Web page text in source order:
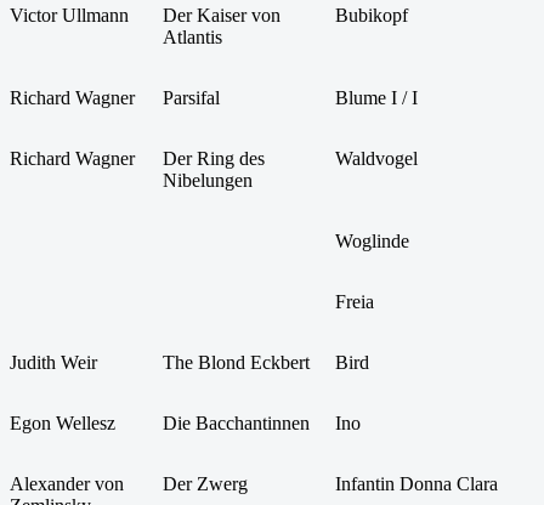
Victor Ullmann
Der Kaiser von
Atlantis
Bubikopf
Richard Wagner Parsifal Blume I / I
Richard Wagner
Der Ring des
Nibelungen
Waldvogel
Woglinde
Freia
Judith Weir The Blond Eckbert Bird
Egon Wellesz Die Bacchantinnen Ino
Alexander von
Der Zwerg Infantin Donna Clara